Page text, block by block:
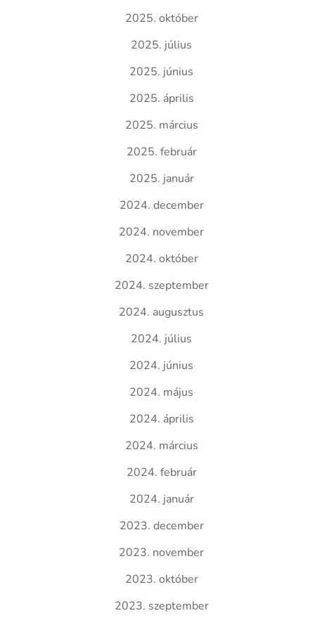
2025. október
2025. július
2025. június
2025. április
2025. március
2025. február
2025. január
2024. december
2024. november
2024. október
2024. szeptember
2024. augusztus
2024. július
2024. június
2024. május
2024. április
2024. március
2024. február
2024. január
2023. december
2023. november
2023. október
2023. szeptember